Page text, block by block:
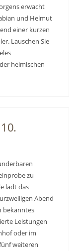
erwacht
und Helmut
einer kurzen
Lauschen Sie
heimischen
zu
lädt das
Abend
bekanntes
Leistungen
oder im
weiteren